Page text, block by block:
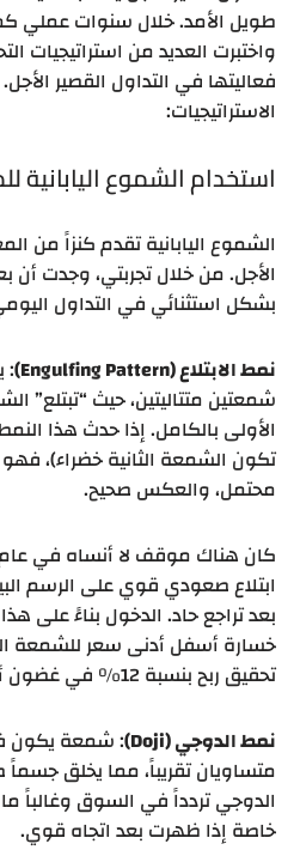
طويل الأمد. خلال سنوات عملي
واختبرت العديد من استراتيجيات
فعاليتها في التداول القصير
الاستراتيجيات:
استخدام الشموع اليابانية
الشموع اليابانية تقدم كنزاً من
الأجل. من خلال تجربتي، وجدت
بشكل استثنائي في التداول
نمط الابتلاع (Engulfing Pattern)
:
شمعتين متتاليتين، حيث “تبتلع”
الأولى بالكامل. إذا حدث هذا
تكون الشمعة الثانية خضراء)،
محتمل، والعكس صحيح.
بعد تراجع حاد. الدخول بناءً على
خسارة أسفل أدنى سعر للشمعة
تحقيق ربح بنسبة 12% في غضون أسبوعين فقط.
نمط الدوجي (Doji)
: شمعة يكون
متساويان تقريباً، مما يخلق
الدوجي تردداً في السوق وغالباً
خاصة إذا ظهرت بعد اتجاه قوي.